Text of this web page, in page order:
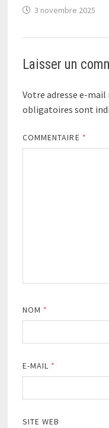
3 novembre 2025
Laisser un
Votre adresse e-mail
obligatoires sont
COMMENTAIRE *
NOM *
E-MAIL *
SITE WEB